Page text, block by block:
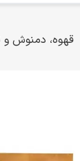
قهوه، دمنوش و